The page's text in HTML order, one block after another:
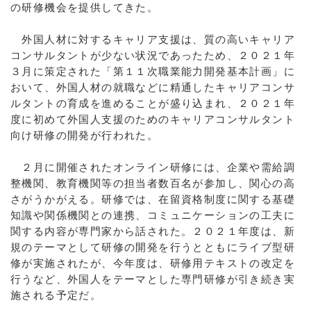
の研修機会を提供してきた。
外国人材に対するキャリア支援は、質の高いキャリア
コンサルタントが少ない状況であったため、２０２１年
３月に策定された「第１１次職業能力開発基本計画」に
おいて、外国人材の就職などに精通したキャリアコンサ
ルタントの育成を進めることが盛り込まれ、２０２１年
度に初めて外国人支援のためのキャリアコンサルタント
向け研修の開発が行われた。
２月に開催されたオンライン研修には、企業や需給調
整機関、教育機関等の担当者数百名が参加し、関心の高
さがうかがえる。研修では、在留資格制度に関する基礎
知識や関係機関との連携、コミュニケーションの工夫に
関する内容が専門家から話された。２０２１年度は、新
規のテーマとして研修の開発を行うとともにライブ型研
修が実施されたが、今年度は、研修用テキストの改定を
行うなど、外国人をテーマとした専門研修が引き続き実
施される予定だ。